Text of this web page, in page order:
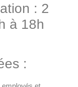
: 2
à 18h
: